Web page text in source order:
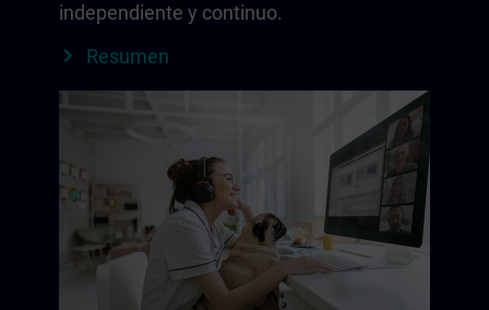
independiente y continuo.
Resumen